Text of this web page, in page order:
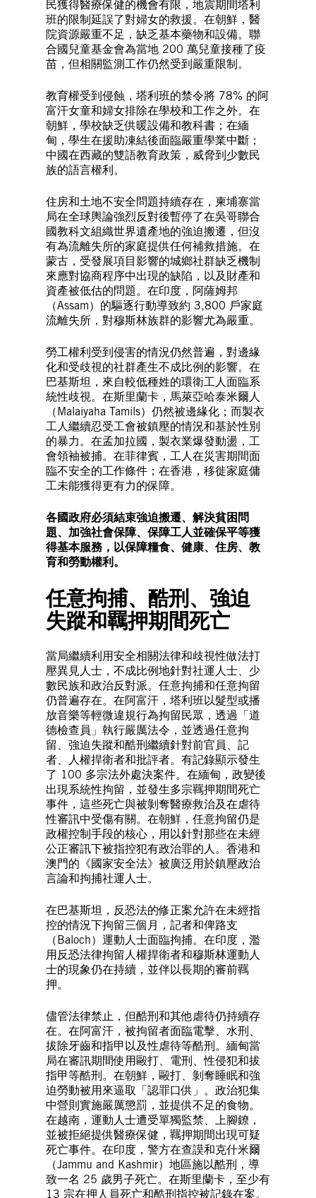
民獲得醫療保健的機會有限，地震期間塔利
班的限制延誤了對婦女的救援。在朝鮮，醫
院資源嚴重不足，缺乏基本藥物和設備。聯
合國兒童基金會為當地 200 萬兒童接種了疫
苗，但相關監測工作仍然受到嚴重限制。
教育權受到侵蝕，塔利班的禁令將 78% 的阿
富汗女童和婦女排除在學校和工作之外。在
朝鮮，學校缺乏供暖設備和教科書；在緬
甸，學生在援助凍結後面臨嚴重學業中斷；
中國在西藏的雙語教育政策，威脅到少數民
族的語言權利。
住房和土地不安全問題持續存在，柬埔寨當
局在全球輿論強烈反對後暫停了在吳哥聯合
國教科文組織世界遺產地的強迫搬遷，但沒
有為流離失所的家庭提供任何補救措施。在
蒙古，受發展項目影響的城鄉社群缺乏機制
來應對協商程序中出現的缺陷，以及財產和
資產被低估的問題。在印度，阿薩姆邦
（Assam）的驅逐行動導致約 3,800 戶家庭
流離失所，對穆斯林族群的影響尤為嚴重。
勞工權利受到侵害的情況仍然普遍，對邊緣
化和受歧視的社群產生不成比例的影響。在
巴基斯坦，來自較低種姓的環衛工人面臨系
統性歧視。在斯里蘭卡，馬萊亞哈泰米爾人
（Malaiyaha Tamils）仍然被邊緣化；而製衣
工人繼續忍受工會被鎮壓的情況和基於性別
的暴力。在孟加拉國，製衣業爆發動盪，工
會領袖被捕。在菲律賓，工人在災害期間面
臨不安全的工作條件；在香港，移徙家庭傭
工未能獲得更有力的保障。
各國政府必須結束強迫搬遷、解決貧困問
題、加強社會保障、保障工人並確保平等獲
得基本服務，以保障糧食、健康、住房、教
育和勞動權利。
任意拘捕、酷刑、強迫
失蹤和羈押期間死亡
當局繼續利用安全相關法律和歧視性做法打
壓異見人士，不成比例地針對社運人士、少
數民族和政治反對派。任意拘捕和任意拘留
仍普遍存在。在阿富汗，塔利班以髮型或播
放音樂等輕微違規行為拘留民眾，透過「道
德檢查員」執行嚴厲法令，並透過任意拘
留、強迫失蹤和酷刑繼續針對前官員、記
者、人權捍衛者和批評者。有記錄顯示發生
了 100 多宗法外處決案件。在緬甸，政變後
出現系統性拘留，並發生多宗羈押期間死亡
事件，這些死亡與被剝奪醫療救治及在虐待
性審訊中受傷有關。在朝鮮，任意拘留仍是
政權控制手段的核心，用以針對那些在未經
公正審訊下被指控犯有政治罪的人。香港和
澳門的《國家安全法》被廣泛用於鎮壓政治
言論和拘捕社運人士。
在巴基斯坦，反恐法的修正案允許在未經指
控的情況下拘留三個月，記者和俾路支
（Baloch）運動人士面臨拘捕。在印度，濫
用反恐法律拘留人權捍衛者和穆斯林運動人
士的現象仍在持續，並伴以長期的審前羈
押。
儘管法律禁止，但酷刑和其他虐待仍持續存
在。在阿富汗，被拘留者面臨電擊、水刑、
拔除牙齒和指甲以及性虐待等酷刑。緬甸當
局在審訊期間使用毆打、電刑、性侵犯和拔
指甲等酷刑。在朝鮮，毆打、剝奪睡眠和強
迫勞動被用來逼取「認罪口供」。政治犯集
中營則實施嚴厲懲罰，並提供不足的食物。
在越南，運動人士遭受單獨監禁、上腳鐐，
並被拒絕提供醫療保健，羈押期間出現可疑
死亡事件。在印度，警方在查謨和克什米爾
（Jammu and Kashmir）地區施以酷刑，導
致一名 25 歲男子死亡。在斯里蘭卡，至少有
13 宗在押人員死亡和酷刑指控被記錄在案。